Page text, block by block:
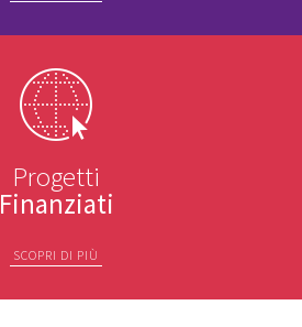
Progetti
Finanziati
SCOPRI DI PIÙ